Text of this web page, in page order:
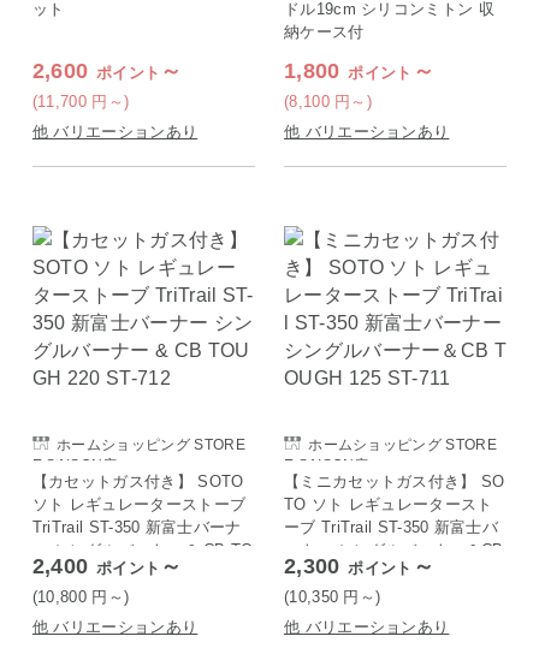
ット
2,600 ポイント ～
(11,700 円 ～)
他 バリエーションあり
ドル19cm シリコンミトン 収
納ケース付
1,800 ポイント ～
(8,100 円 ～)
他 バリエーションあり
ホームショッピング STORE
E SAISON店
【カセットガス付き】 SOTO
ソト レギュレーターストーブ
TriTrail ST-350 新富士バーナ
ー シングルバーナー & CB TO
UGH 220 ST-712
2,400 ポイント ～
(10,800 円 ～)
他 バリエーションあり
ホームショッピング STORE
E SAISON店
【ミニカセットガス付き】 SO
TO ソト レギュレータースト
ーブ TriTrail ST-350 新富士バ
ーナー シングルバーナー＆CB
TOUGH 125 ST-711
2,300 ポイント ～
(10,350 円 ～)
他 バリエーションあり